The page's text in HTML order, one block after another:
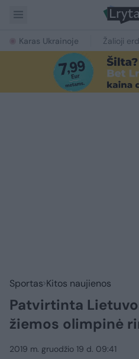
Karas Ukrainoje Žalioji
Sportas Kitos naujienos
Patvirtinta
žiemos olimpinė
2019 m. gruodžio 19 d. 09:41